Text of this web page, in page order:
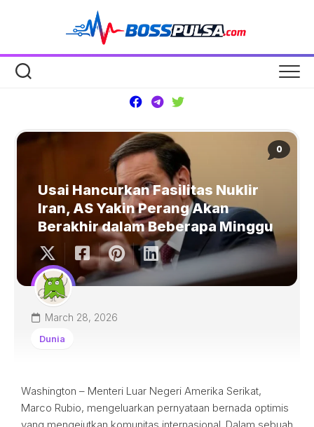
0
Usai Hancurkan Fasilitas Nuklir
Iran, AS Yakin Perang Akan
Berakhir dalam Beberapa Minggu
March 28, 2026
Dunia
Washington – Menteri Luar Negeri Amerika Serikat,
Marco Rubio, mengeluarkan pernyataan bernada optimis